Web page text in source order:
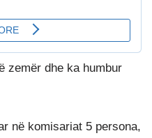
zemër dhe ka humbur
në komisariat 5 persona,